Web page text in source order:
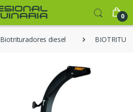
0
Biotrituradores diesel